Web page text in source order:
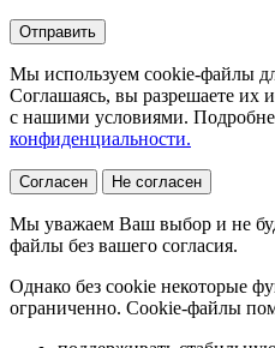
Отправить
Мы используем cookie-файлы
Соглашаясь, вы разрешаете их
с нашими условиями.
конфиденциальности.
Согласен Не согласен
Мы уважаем Ваш выбор и не
файлы без вашего согласия.
Однако без cookie некоторые
ограниченно. Cookie-файлы